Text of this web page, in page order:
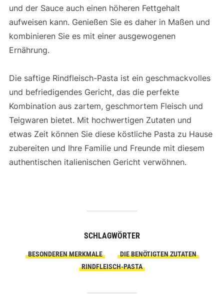
und der Sauce auch einen höheren Fettgehalt
aufweisen kann. Genießen Sie es daher in Maßen und
kombinieren Sie es mit einer ausgewogenen
Ernährung.
Die saftige Rindfleisch-Pasta ist ein geschmackvolles
und befriedigendes Gericht, das die perfekte
Kombination aus zartem, geschmortem Fleisch und
Teigwaren bietet. Mit hochwertigen Zutaten und
etwas Zeit können Sie diese köstliche Pasta zu Hause
zubereiten und Ihre Familie und Freunde mit diesem
authentischen italienischen Gericht verwöhnen.
SCHLAGWÖRTER
BESONDEREN MERKMALE
DIE BENÖTIGTEN ZUTATEN
RINDFLEISCH-PASTA